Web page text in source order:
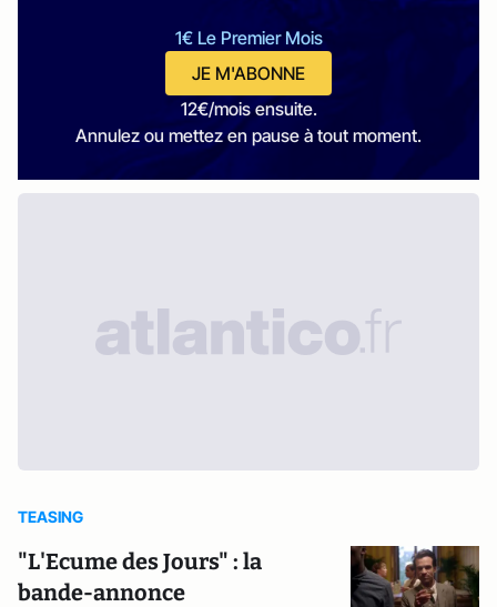
1€ Le Premier Mois
JE M'ABONNE
12€/mois ensuite.
Annulez ou mettez en pause à tout moment.
TEASING
"L'Ecume des Jours" : la
bande-annonce